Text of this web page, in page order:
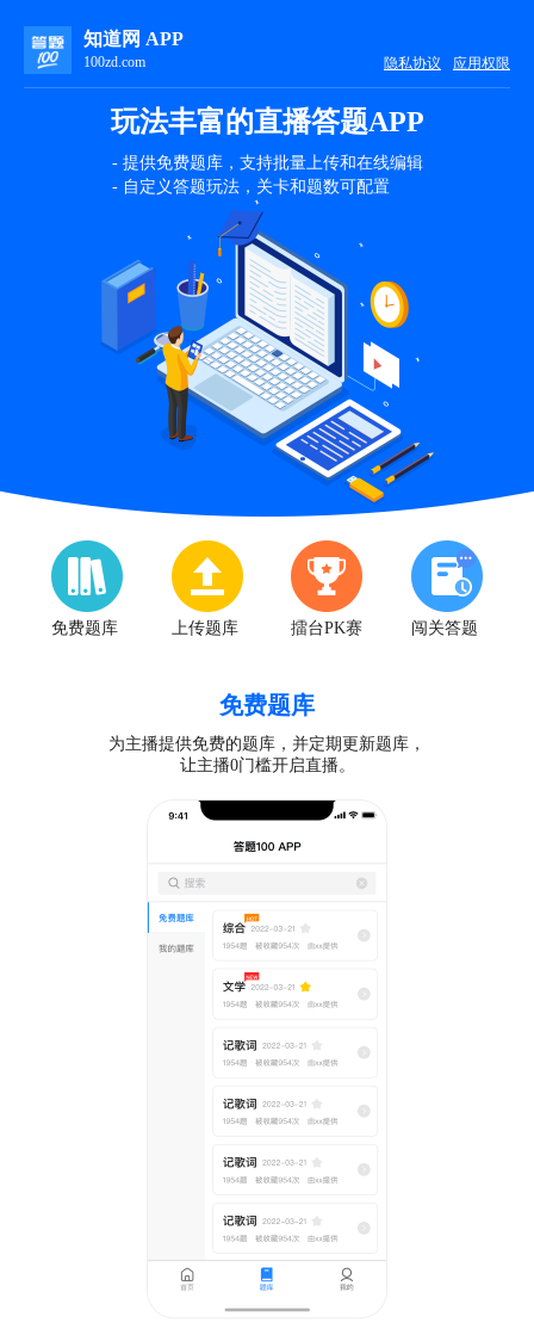
知道网 APP
100zd.com 隐私协议 应用权限
玩法丰富的直播答题APP
- 提供免费题库，支持批量上传和在线编辑
- 自定义答题玩法，关卡和题数可配置
免费题库 上传题库 擂台PK赛 闯关答题
免费题库
为主播提供免费的题库，并定期更新题库，
让主播0门槛开启直播。